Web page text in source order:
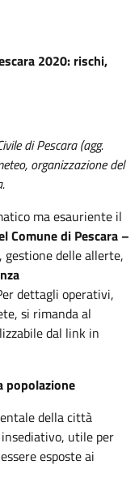
2020: rischi,
di Pescara (agg.
organizzazione del
ma esauriente il
Comune di Pescara –
gestione delle allerte,
dettagli operativi,
si rimanda al
dal link in
popolazione
della città
insediativo, utile per
esposte ai